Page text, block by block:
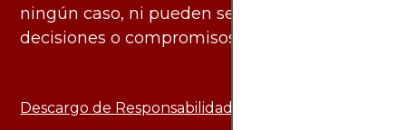
ningún caso, ni pueden servir de base para
decisiones o compromisos de ningún tipo.
Descargo de Responsabilidad: